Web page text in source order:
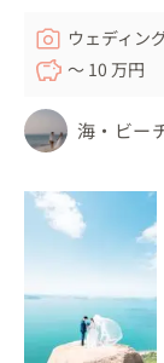
ウェディン
〜 10 万円
海・ビー